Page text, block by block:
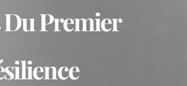
Du Premier